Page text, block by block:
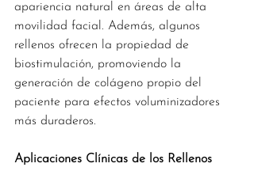
apariencia natural en áreas de alta
movilidad facial. Además, algunos
rellenos ofrecen la propiedad de
biostimulación, promoviendo la
generación de colágeno propio del
paciente para efectos voluminizadores
más duraderos.
Aplicaciones Clínicas de los Rellenos